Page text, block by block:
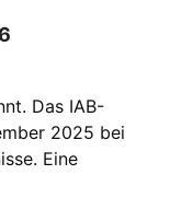
Das IAB-
2025 bei
Eine